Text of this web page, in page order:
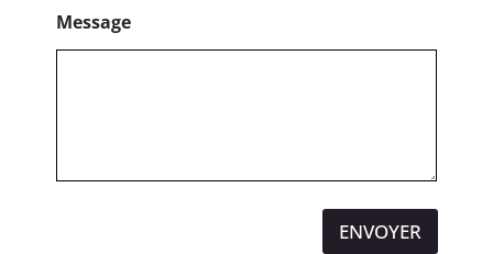
Message
ENVOYER